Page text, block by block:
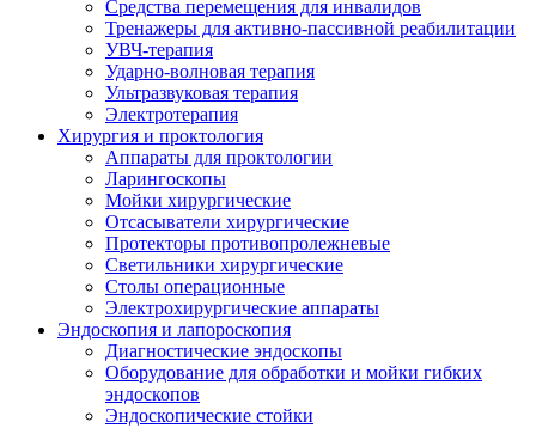
Средства перемещения для инвалидов
Тренажеры для активно-пассивной реабилитации
УВЧ-терапия
Ударно-волновая терапия
Ультразвуковая терапия
Электротерапия
Хирургия и проктология
Аппараты для проктологии
Ларингоскопы
Мойки хирургические
Отсасыватели хирургические
Протекторы противопролежневые
Светильники хирургические
Столы операционные
Электрохирургические аппараты
Эндоскопия и лапороскопия
Диагностические эндоскопы
Оборудование для обработки и мойки гибких
эндоскопов
Эндоскопические стойки